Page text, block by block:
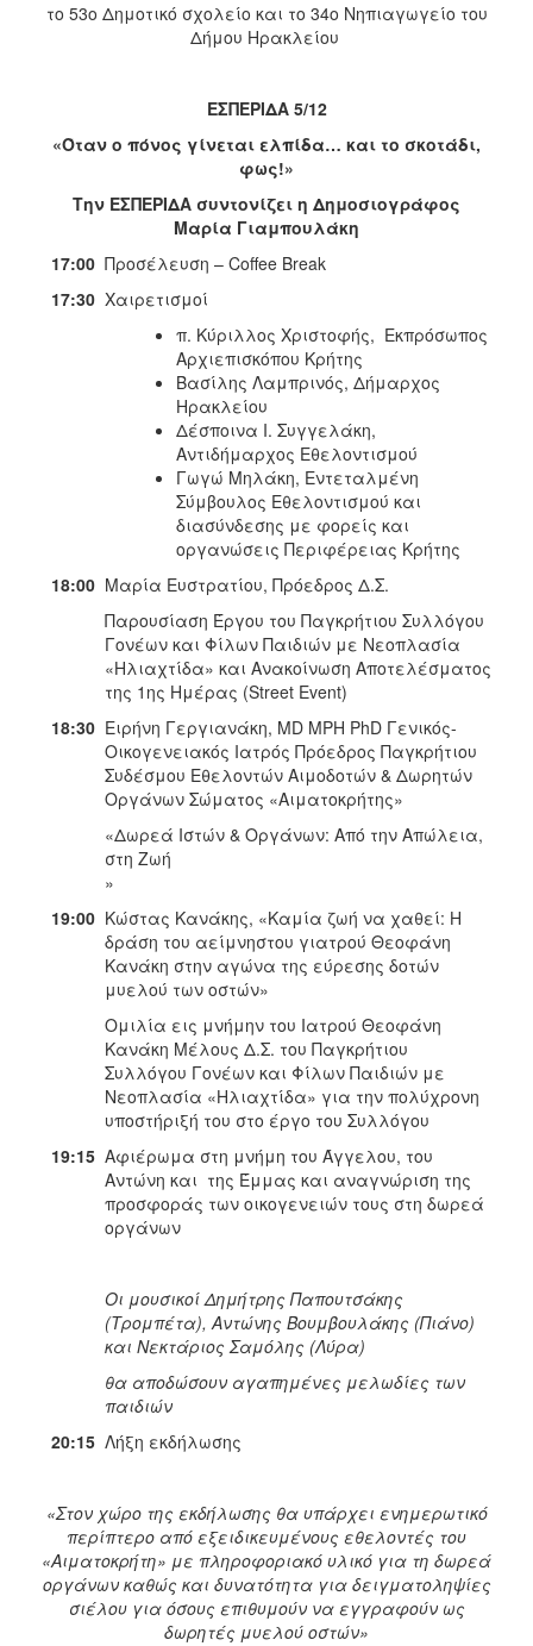
το 53ο Δημοτικό σχολείο και το 34ο Νηπιαγωγείο του
Δήμου Ηρακλείου
ΕΣΠΕΡΙΔΑ 5/12
«Όταν ο πόνος γίνεται ελπίδα… και το σκοτάδι,
φως!»
Την ΕΣΠΕΡΙΔΑ συντονίζει η Δημοσιογράφος
Μαρία Γιαμπουλάκη
17:00 Προσέλευση – Coffee Break
17:30 Χαιρετισμοί
π. Κύριλλος Χριστοφής, Εκπρόσωπος
Αρχιεπισκόπου Κρήτης
Βασίλης Λαμπρινός, Δήμαρχος
Ηρακλείου
Δέσποινα Ι. Συγγελάκη,
Αντιδήμαρχος Εθελοντισμού
Γωγώ Μηλάκη, Εντεταλμένη
Σύμβουλος Εθελοντισμού και
διασύνδεσης με φορείς και
οργανώσεις Περιφέρειας Κρήτης
18:00 Μαρία Ευστρατίου, Πρόεδρος Δ.Σ.
Παρουσίαση Έργου του Παγκρήτιου Συλλόγου
Γονέων και Φίλων Παιδιών με Νεοπλασία
«Ηλιαχτίδα» και Ανακοίνωση Αποτελέσματος
της 1ης Ημέρας (Street Event)
18:30 Ειρήνη Γεργιανάκη, MD MPH PhD Γενικός-
Οικογενειακός Ιατρός Πρόεδρος Παγκρήτιου
Συδέσμου Εθελοντών Αιμοδοτών & Δωρητών
Οργάνων Σώματος «Αιματοκρήτης»
«Δωρεά Ιστών & Οργάνων: Από την Απώλεια,
στη Ζωή
»
19:00 Κώστας Κανάκης, «Καμία ζωή να χαθεί: Η
δράση του αείμνηστου γιατρού Θεοφάνη
Κανάκη στην αγώνα της εύρεσης δοτών
μυελού των οστών»
Ομιλία εις μνήμην του Ιατρού Θεοφάνη
Κανάκη Μέλους Δ.Σ. του Παγκρήτιου
Συλλόγου Γονέων και Φίλων Παιδιών με
Νεοπλασία «Ηλιαχτίδα» για την πολύχρονη
υποστήριξή του στο έργο του Συλλόγου
19:15 Αφιέρωμα στη μνήμη του Άγγελου, του
Αντώνη και της Έμμας και αναγνώριση της
προσφοράς των οικογενειών τους στη δωρεά
οργάνων
Οι μουσικοί Δημήτρης Παπουτσάκης
(Τρομπέτα), Αντώνης Βουμβουλάκης (Πιάνο)
και Νεκτάριος Σαμόλης (Λύρα)
θα αποδώσουν αγαπημένες μελωδίες των
παιδιών
20:15 Λήξη εκδήλωσης
«Στον χώρο της εκδήλωσης θα υπάρχει ενημερωτικό
περίπτερο από εξειδικευμένους εθελοντές του
«Αιματοκρήτη» με πληροφοριακό υλικό για τη δωρεά
οργάνων καθώς και δυνατότητα για δειγματοληψίες
σιέλου για όσους επιθυμούν να εγγραφούν ως
δωρητές μυελού οστών»